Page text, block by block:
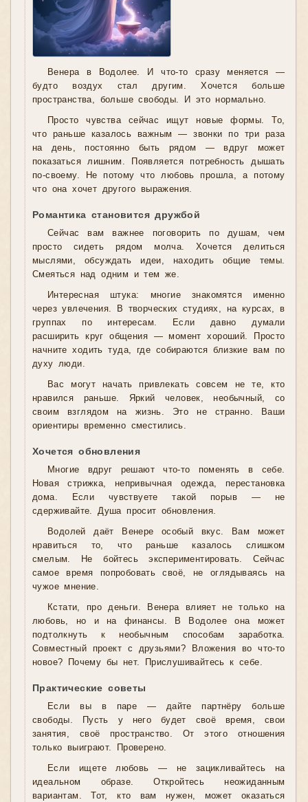
Венера в Водолее. И что-то сразу меняется —
будто воздух стал другим. Хочется больше
пространства, больше свободы. И это нормально.
Просто чувства сейчас ищут новые формы. То,
что раньше казалось важным — звонки по три раза
на день, постоянно быть рядом — вдруг может
показаться лишним. Появляется потребность дышать
по-своему. Не потому что любовь прошла, а потому
что она хочет другого выражения.
Романтика становится дружбой
Сейчас вам важнее поговорить по душам, чем
просто сидеть рядом молча. Хочется делиться
мыслями, обсуждать идеи, находить общие темы.
Смеяться над одним и тем же.
Интересная штука: многие знакомятся именно
через увлечения. В творческих студиях, на курсах, в
группах по интересам. Если давно думали
расширить круг общения — момент хороший. Просто
начните ходить туда, где собираются близкие вам по
духу люди.
Вас могут начать привлекать совсем не те, кто
нравился раньше. Яркий человек, необычный, со
своим взглядом на жизнь. Это не странно. Ваши
ориентиры временно сместились.
Хочется обновления
Многие вдруг решают что-то поменять в себе.
Новая стрижка, непривычная одежда, перестановка
дома. Если чувствуете такой порыв — не
сдерживайте. Душа просит обновления.
Водолей даёт Венере особый вкус. Вам может
нравиться то, что раньше казалось слишком
смелым. Не бойтесь экспериментировать. Сейчас
самое время попробовать своё, не оглядываясь на
чужое мнение.
Кстати, про деньги. Венера влияет не только на
любовь, но и на финансы. В Водолее она может
подтолкнуть к необычным способам заработка.
Совместный проект с друзьями? Вложения во что-то
новое? Почему бы нет. Прислушивайтесь к себе.
Практические советы
Если вы в паре — дайте партнёру больше
свободы. Пусть у него будет своё время, свои
занятия, своё пространство. От этого отношения
только выиграют. Проверено.
Если ищете любовь — не зацикливайтесь на
идеальном образе. Откройтесь неожиданным
вариантам. Тот, кто вам нужен, может оказаться